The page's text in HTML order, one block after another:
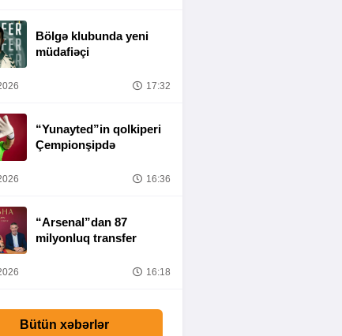
Bölgə klubunda yeni
müdafiəçi
17:32
“Yunayted”in qolkiperi
Çempionşipdə
16:36
“Arsenal”dan 87
milyonluq transfer
16:18
Bütün xəbərlər